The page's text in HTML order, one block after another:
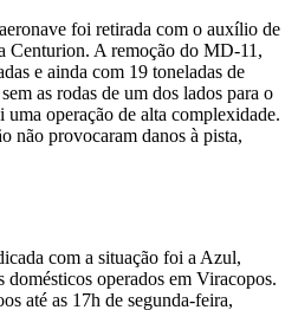
foi retirada com o auxílio de
Centurion. A remoção do MD-11,
e ainda com 19 toneladas de
as rodas de um dos lados para o
uma operação de alta complexidade.
não provocaram danos à pista,
com a situação foi a Azul,
operados em Viracopos.
até as 17h de segunda-feira,